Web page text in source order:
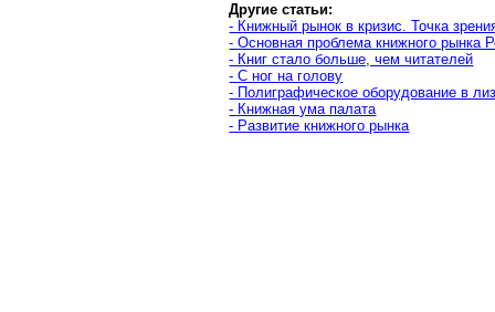
Другие статьи:
- Книжный рынок в кризис. Точка
- Основная проблема книжного рынка
- Книг стало больше, чем читателей
- С ног на голову
- Полиграфическое оборудование в
- Книжная ума палата
- Развитие книжного рынка